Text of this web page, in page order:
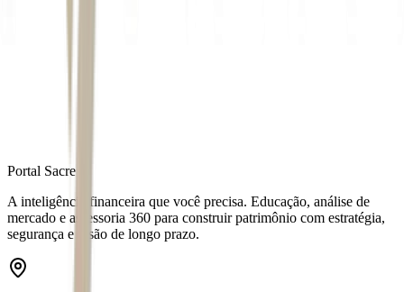
Portal Sacre
A inteligência financeira que você precisa. Educação, análise de
mercado e assessoria 360 para construir patrimônio com estratégia,
segurança e visão de longo prazo.